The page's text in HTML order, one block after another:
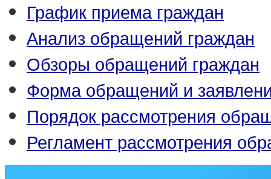
График приема граждан
Анализ обращений граждан
Обзоры обращений граждан
Форма обращений и
Порядок рассмотрения
Регламент рассмотрения